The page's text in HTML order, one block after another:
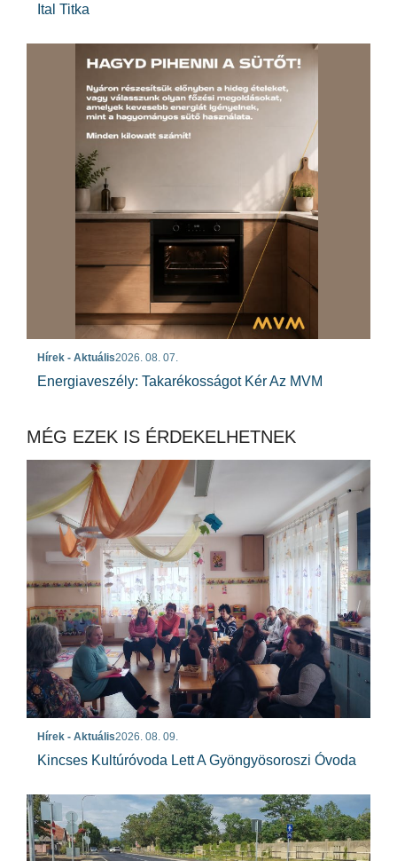
Ital Titka
Hírek - Aktuális2026. 08. 07.
Energiaveszély: Takarékosságot Kér Az MVM
MÉG EZEK IS ÉRDEKELHETNEK
Hírek - Aktuális2026. 08. 09.
Kincses Kultúróvoda Lett A Gyöngyösoroszi Óvoda